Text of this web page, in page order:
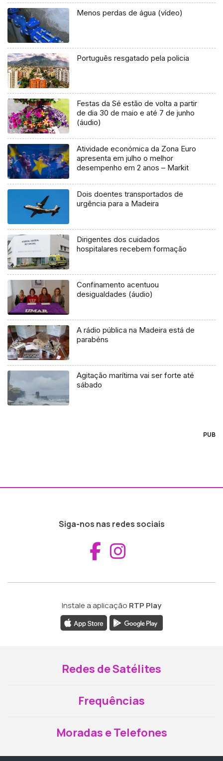
Menos perdas de água (vídeo)
Português resgatado pela policia
Festas da Sé estão de volta a partir
de dia 30 de maio e até 7 de junho
(áudio)
Atividade económica da Zona Euro
apresenta em julho o melhor
desempenho em 2 anos – Markit
Dois doentes transportados de
urgência para a Madeira
Dirigentes dos cuidados
hospitalares recebem formação
Confinamento acentuou
desigualdades (áudio)
A rádio pública na Madeira está de
parabéns
Agitação marítima vai ser forte até
sábado
PUB
Siga-nos nas redes sociais
Aceder ao
Instale a aplicação RTP Play
Redes de Satélites
Frequências
Moradas e Telefones